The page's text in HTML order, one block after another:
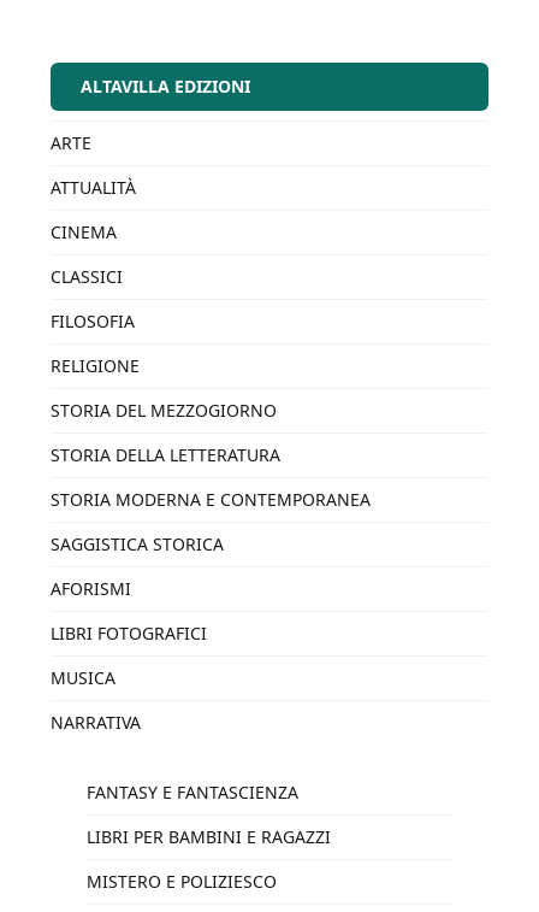
ALTAVILLA EDIZIONI
ARTE
ATTUALITÀ
CINEMA
CLASSICI
FILOSOFIA
RELIGIONE
STORIA DEL MEZZOGIORNO
STORIA DELLA LETTERATURA
STORIA MODERNA E CONTEMPORANEA
SAGGISTICA STORICA
AFORISMI
LIBRI FOTOGRAFICI
MUSICA
NARRATIVA
FANTASY E FANTASCIENZA
LIBRI PER BAMBINI E RAGAZZI
MISTERO E POLIZIESCO